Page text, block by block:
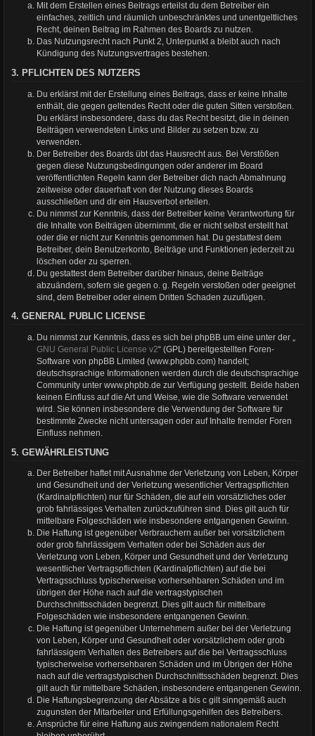
Mit dem Erstellen eines Beitrags erteilst du dem Betreiber ein
einfaches, zeitlich und räumlich unbeschränktes und unentgeltliches
Recht, deinen Beitrag im Rahmen des Boards zu nutzen.
Das Nutzungsrecht nach Punkt 2, Unterpunkt a bleibt auch nach
Kündigung des Nutzungsvertrages bestehen.
3. PFLICHTEN DES NUTZERS
Du erklärst mit der Erstellung eines Beitrags, dass er keine Inhalte
enthält, die gegen geltendes Recht oder die guten Sitten verstoßen.
Du erklärst insbesondere, dass du das Recht besitzt, die in deinen
Beiträgen verwendeten Links und Bilder zu setzen bzw. zu
verwenden.
Der Betreiber des Boards übt das Hausrecht aus. Bei Verstößen
gegen diese Nutzungsbedingungen oder anderer im Board
veröffentlichten Regeln kann der Betreiber dich nach Abmahnung
zeitweise oder dauerhaft von der Nutzung dieses Boards
ausschließen und dir ein Hausverbot erteilen.
Du nimmst zur Kenntnis, dass der Betreiber keine Verantwortung für
die Inhalte von Beiträgen übernimmt, die er nicht selbst erstellt hat
oder die er nicht zur Kenntnis genommen hat. Du gestattest dem
Betreiber, dein Benutzerkonto, Beiträge und Funktionen jederzeit zu
löschen oder zu sperren.
Du gestattest dem Betreiber darüber hinaus, deine Beiträge
abzuändern, sofern sie gegen o. g. Regeln verstoßen oder geeignet
sind, dem Betreiber oder einem Dritten Schaden zuzufügen.
4. GENERAL PUBLIC LICENSE
Du nimmst zur Kenntnis, dass es sich bei phpBB um eine unter der „
GNU General Public License v2“ (GPL) bereitgestellten Foren-
Software von phpBB Limited (www.phpbb.com) handelt;
deutschsprachige Informationen werden durch die deutschsprachige
Community unter www.phpbb.de zur Verfügung gestellt. Beide haben
keinen Einfluss auf die Art und Weise, wie die Software verwendet
wird. Sie können insbesondere die Verwendung der Software für
bestimmte Zwecke nicht untersagen oder auf Inhalte fremder Foren
Einfluss nehmen.
5. GEWÄHRLEISTUNG
Der Betreiber haftet mit Ausnahme der Verletzung von Leben, Körper
und Gesundheit und der Verletzung wesentlicher Vertragspflichten
(Kardinalpflichten) nur für Schäden, die auf ein vorsätzliches oder
grob fahrlässiges Verhalten zurückzuführen sind. Dies gilt auch für
mittelbare Folgeschäden wie insbesondere entgangenen Gewinn.
Die Haftung ist gegenüber Verbrauchern außer bei vorsätzlichem
oder grob fahrlässigem Verhalten oder bei Schäden aus der
Verletzung von Leben, Körper und Gesundheit und der Verletzung
wesentlicher Vertragspflichten (Kardinalpflichten) auf die bei
Vertragsschluss typischerweise vorhersehbaren Schäden und im
übrigen der Höhe nach auf die vertragstypischen
Durchschnittsschäden begrenzt. Dies gilt auch für mittelbare
Folgeschäden wie insbesondere entgangenen Gewinn.
Die Haftung ist gegenüber Unternehmern außer bei der Verletzung
von Leben, Körper und Gesundheit oder vorsätzlichem oder grob
fahrlässigem Verhalten des Betreibers auf die bei Vertragsschluss
typischerweise vorhersehbaren Schäden und im Übrigen der Höhe
nach auf die vertragstypischen Durchschnittsschäden begrenzt. Dies
gilt auch für mittelbare Schäden, insbesondere entgangenen Gewinn.
Die Haftungsbegrenzung der Absätze a bis c gilt sinngemäß auch
zugunsten der Mitarbeiter und Erfüllungsgehilfen des Betreibers.
Ansprüche für eine Haftung aus zwingendem nationalem Recht